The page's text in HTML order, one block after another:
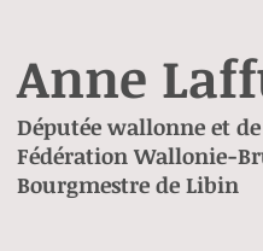
Anne
Députée wallonne et
Fédération Wallonie-
Bourgmestre de Libin